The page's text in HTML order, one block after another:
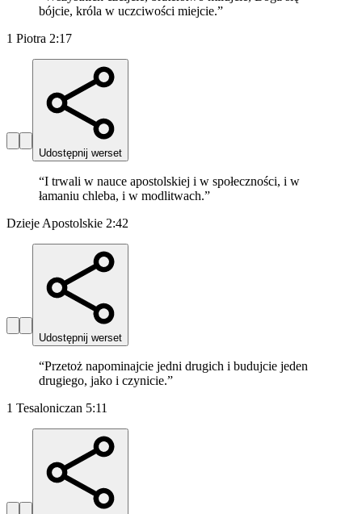
bójcie, króla w uczciwości miejcie.”
1 Piotra 2:17
Udostępnij werset
“I trwali w nauce apostolskiej i w społeczności, i w
łamaniu chleba, i w modlitwach.”
Dzieje Apostolskie 2:42
Udostępnij werset
“Przetoż napominajcie jedni drugich i budujcie jeden
drugiego, jako i czynicie.”
1 Tesaloniczan 5:11